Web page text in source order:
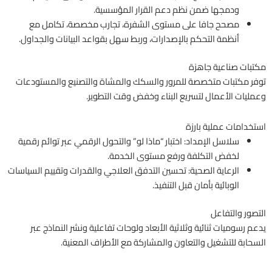
ودمجها ضمن نظم دعم القرار المؤسسية.
مصحح جافا على مستوى الشفرة، تجارب مخصصة، تكامل مع
أنظمة التحكم بالإصدارات، وربط سهل بقواعد البيانات والجداول.
مكتبات صناعية جاهزة
توفر مكتبات متخصصة للمرور والسكك والمشاة والتصنيع والمستودعات
وعمليات الأعمال لتسريع البناء وخفض وقت التطوير.
استخدامات عملية بارزة
سلاسل الإمداد: اختبار “ماذا لو” والتحول الرقمي عبر توائم رقمية
لخفض التكلفة ورفع مستوى الخدمة.
الرعاية الصحية: تحسين التدفق العلاجي والقدرات وتقييم السياسات
الوبائية بأمان قبل التنفيذ.
التصور والتفاعل
يدعم رسوميات ثنائية وثلاثية الأبعاد ولوحات تفاعلية ونشر النماذج عبر
السحابة للتشغيل والتعاون والمشاركة مع الأطراف المعنية.